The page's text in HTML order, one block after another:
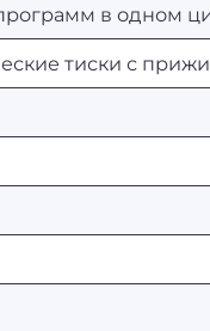
в одном
тиски с